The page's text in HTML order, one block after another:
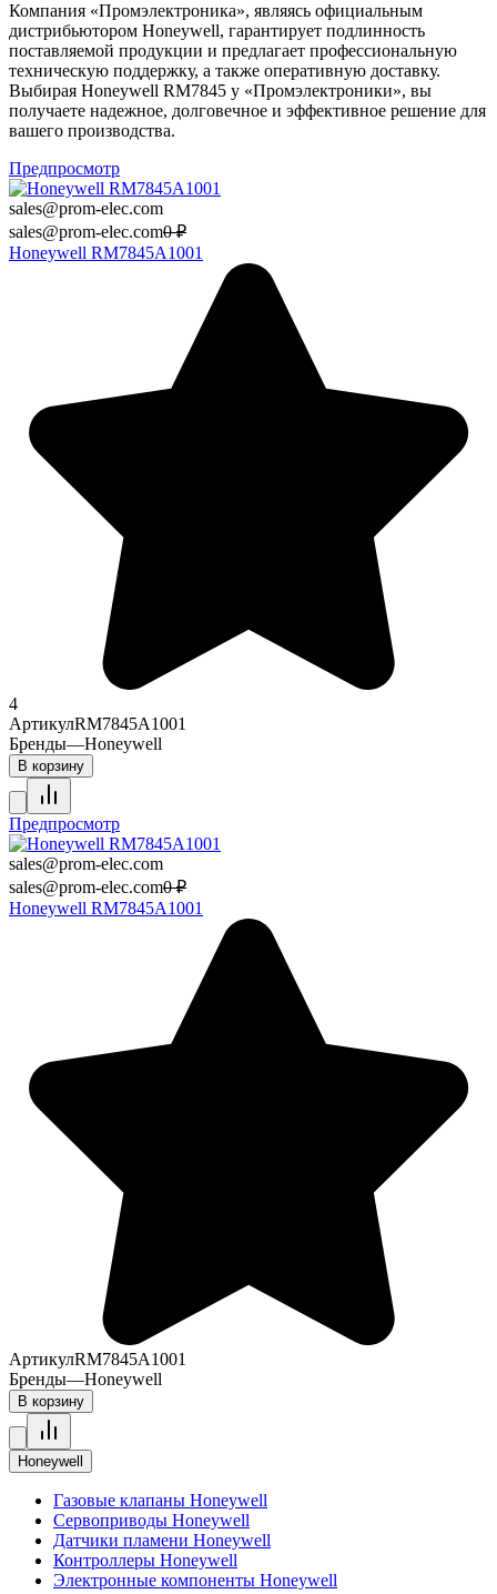
Компания «Промэлектроника», являясь официальным
дистрибьютором Honeywell, гарантирует подлинность
поставляемой продукции и предлагает профессиональную
техническую поддержку, а также оперативную доставку.
Выбирая Honeywell RM7845 у «Промэлектроники», вы
получаете надежное, долговечное и эффективное решение для
вашего производства.
Предпросмотр
sales@prom-elec.com
sales@prom-elec.com0 ₽
Honeywell RM7845A1001
4
АртикулRM7845A1001
Бренды—Honeywell
В корзину
Предпросмотр
sales@prom-elec.com
sales@prom-elec.com0 ₽
Honeywell RM7845A1001
АртикулRM7845A1001
Бренды—Honeywell
В корзину
Honeywell
Газовые клапаны Honeywell
Сервоприводы Honeywell
Датчики пламени Honeywell
Контроллеры Honeywell
Электронные компоненты Honeywell